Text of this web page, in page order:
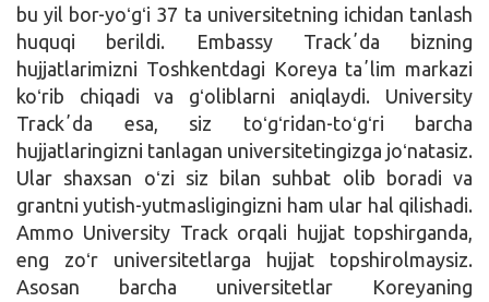
bu yil bor-yoʻgʻi 37 ta universitetning ichidan tanlash
huquqi berildi. Embassy Trackʼda bizning
hujjatlarimizni Toshkentdagi Koreya taʼlim markazi
koʻrib chiqadi va gʻoliblarni aniqlaydi. University
Trackʼda esa, siz toʻgʻridan-toʻgʻri barcha
hujjatlaringizni tanlagan universitetingizga joʻnatasiz.
Ular shaxsan oʻzi siz bilan suhbat olib boradi va
grantni yutish-yutmasligingizni ham ular hal qilishadi.
Ammo University Track orqali hujjat topshirganda,
eng zoʻr universitetlarga hujjat topshirolmaysiz.
Asosan barcha universitetlar Koreyaning